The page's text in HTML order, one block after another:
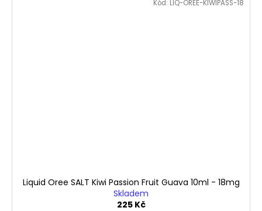
Liquid Oree SALT Kiwi Passion Fruit Guava 10ml - 18mg
Skladem
225 Kč
Kód: LIQ-OREE-KIWIPASS-18